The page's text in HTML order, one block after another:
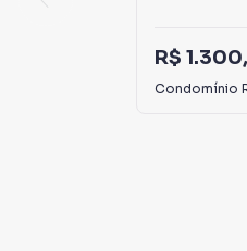
R$
Condomínio